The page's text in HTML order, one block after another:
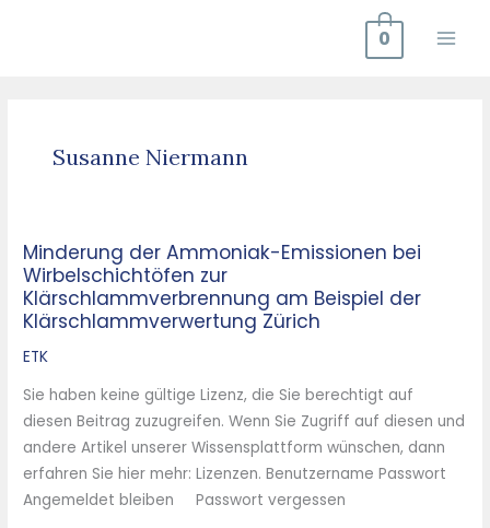
0
Susanne Niermann
Minderung der Ammoniak-Emissionen bei
Wirbelschichtöfen zur
Klärschlammverbrennung am Beispiel der
Klärschlammverwertung Zürich
ETK
Sie haben keine gültige Lizenz, die Sie berechtigt auf
diesen Beitrag zuzugreifen. Wenn Sie Zugriff auf diesen und
andere Artikel unserer Wissensplattform wünschen, dann
erfahren Sie hier mehr: Lizenzen. Benutzername Passwort
Angemeldet bleiben Passwort vergessen
Minderung
der
Ammoniak-
Emissionen
bei
Wirbelschichtöfen
zur
Klärschlammverbrennung
am
Beispiel
der